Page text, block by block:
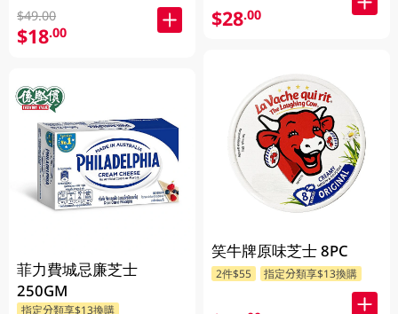
$49.00
$18.00
菲力費城忌廉芝士
250GM
指定分類享$13換購
$28.00
笑牛牌原味芝士 8PC
2件$55 指定分類享$13換購